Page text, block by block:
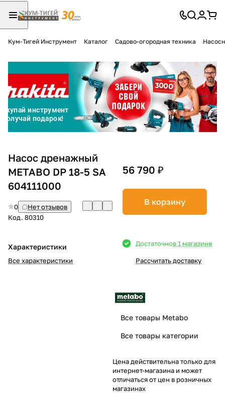
Кум-Тигей Инструмент Каталог Садово-огородная техника
Насос дренажный
METABO DP 18-5 SA
604111000
0
Нет отзывов
Код. 80310
Характеристики
Все характеристики
56 790 ₽
В корзину
Достаточнов 1 магазине
Рассчитать доставку
Все товары Metabo
Все товары категории
Цена действительна только для
интернет-магазина и может
отличаться от цен в розничных
магазинах
Разбейте
оплатуна части
без переплат
График платежей
Сегодня
в корзину
% картой любого банка
% будут
с вашей карты